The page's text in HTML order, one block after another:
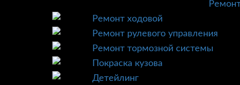
Ремонт ходовой
Ремонт рулевого управления
Ремонт тормозной системы
Покраска кузова
Детейлинг